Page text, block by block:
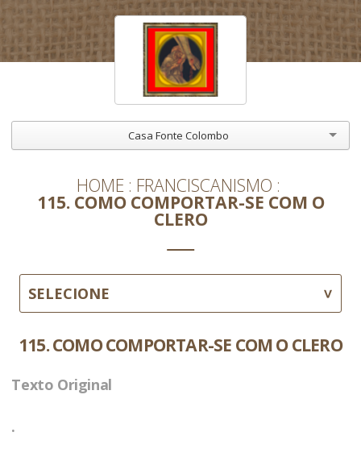
Casa Fonte Colombo
HOME FRANCISCANISMO
115. COMO COMPORTAR-SE COM O
CLERO
SELECIONE
115. COMO COMPORTAR-SE COM O CLERO
Texto Original
.